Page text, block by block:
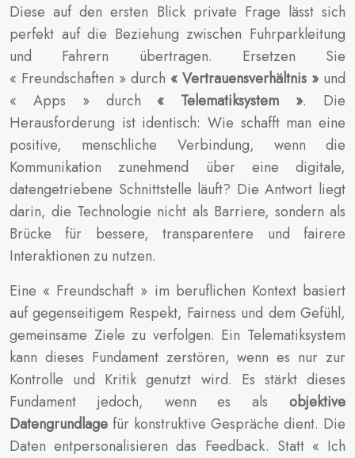
Diese auf den ersten Blick private Frage lässt sich
perfekt auf die Beziehung zwischen Fuhrparkleitung
und Fahrern übertragen. Ersetzen Sie
« Freundschaften » durch « Vertrauensverhältnis » und
« Apps » durch« Telematiksystem ». Die
Herausforderung ist identisch: Wie schafft man eine
positive, menschliche Verbindung, wenn die
Kommunikation zunehmend über eine digitale,
datengetriebene Schnittstelle läuft? Die Antwort liegt
darin, die Technologie nicht als Barriere, sondern als
Brücke für bessere, transparentere und fairere
Interaktionen zu nutzen.
Eine « Freundschaft » im beruflichen Kontext basiert
auf gegenseitigem Respekt, Fairness und dem Gefühl,
gemeinsame Ziele zu verfolgen. Ein Telematiksystem
kann dieses Fundament zerstören, wenn es nur zur
Kontrolle und Kritik genutzt wird. Es stärkt dieses
Fundament jedoch, wenn es als objektive
Datengrundlage für konstruktive Gespräche dient. Die
Daten entpersonalisieren das Feedback. Statt « Ich